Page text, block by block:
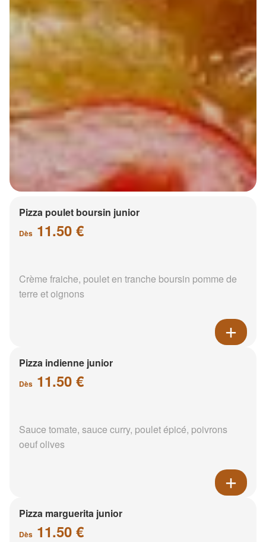
Pizza poulet boursin junior
Dès 11.50 €
Crème fraiche, poulet en tranche boursin pomme de
terre et oignons
Pizza indienne junior
Dès 11.50 €
Sauce tomate, sauce curry, poulet épicé, poivrons
oeuf olives
Pizza marguerita junior
Dès 11.50 €